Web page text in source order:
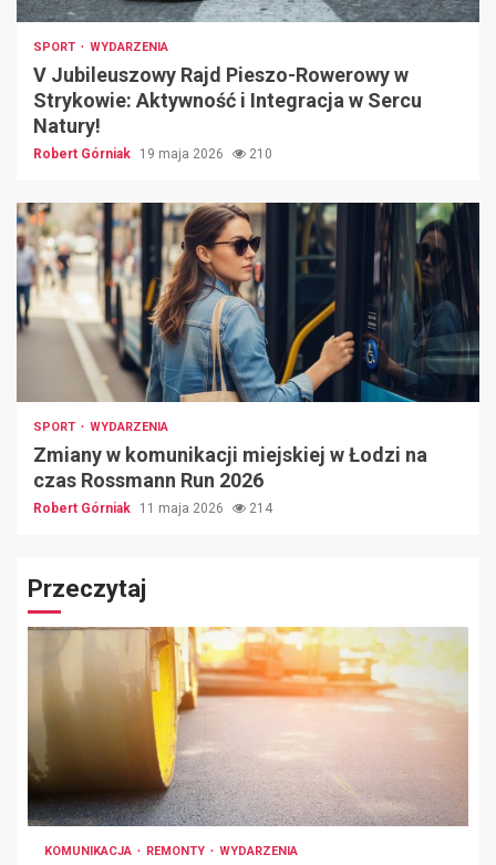
SPORT WYDARZENIA
V Jubileuszowy Rajd Pieszo-Rowerowy w
Strykowie: Aktywność i Integracja w Sercu
Natury!
Robert Górniak 19 maja 2026 210
SPORT WYDARZENIA
Zmiany w komunikacji miejskiej w Łodzi na
czas Rossmann Run 2026
Robert Górniak 11 maja 2026 214
Przeczytaj
KOMUNIKACJA REMONTY WYDARZENIA